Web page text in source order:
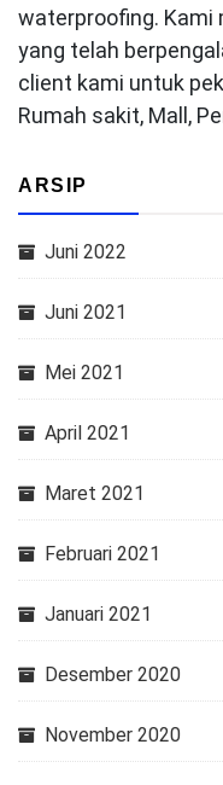
waterproofing. Kami
yang telah
client kami untuk
Rumah sakit, Mall,
ARSIP
Juni 2022
Juni 2021
Mei 2021
April 2021
Maret 2021
Februari 2021
Januari 2021
Desember 2020
November 2020